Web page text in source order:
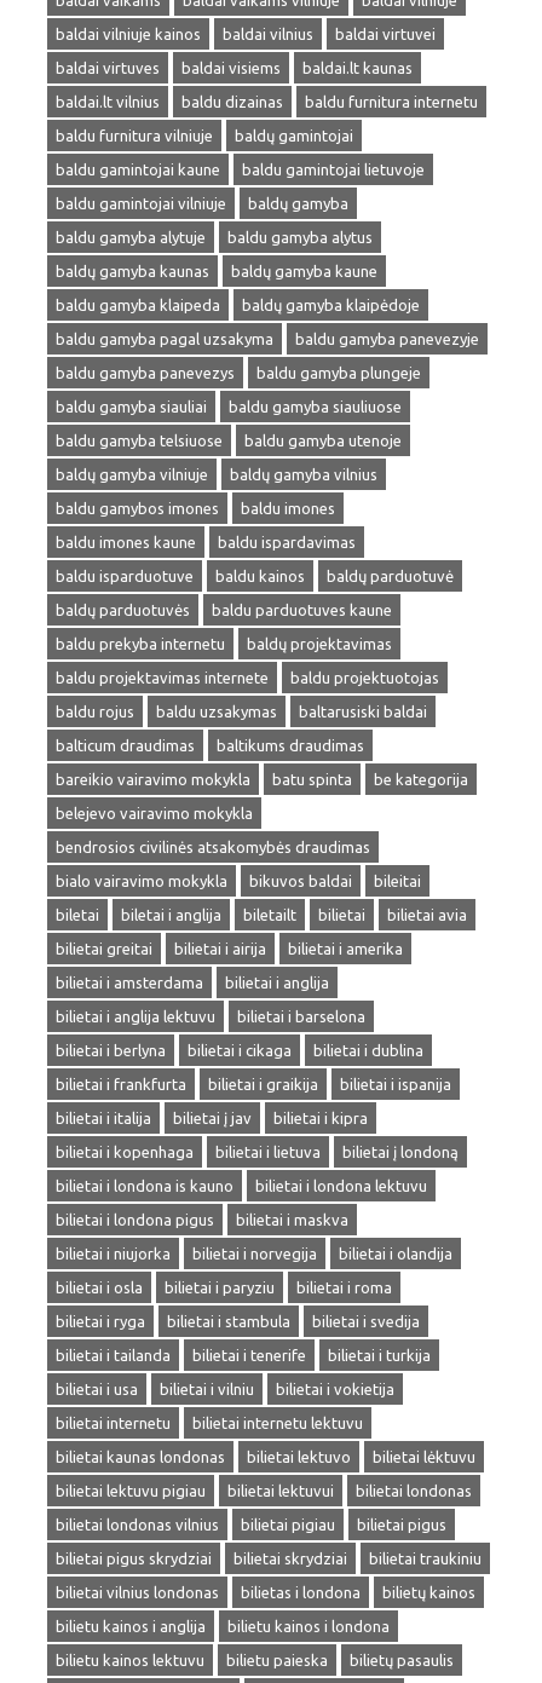
baldai vilniuje kainos
baldai vilnius
baldai virtuvei
baldai virtuves
baldai visiems
baldai.lt kaunas
baldai.lt vilnius
baldu dizainas
baldu furnitura internetu
baldu furnitura vilniuje
baldų gamintojai
baldu gamintojai kaune
baldu gamintojai lietuvoje
baldu gamintojai vilniuje
baldų gamyba
baldu gamyba alytuje
baldu gamyba alytus
baldų gamyba kaunas
baldų gamyba kaune
baldu gamyba klaipeda
baldų gamyba klaipėdoje
baldu gamyba pagal uzsakyma
baldu gamyba panevezyje
baldu gamyba panevezys
baldu gamyba plungeje
baldu gamyba siauliai
baldu gamyba siauliuose
baldu gamyba telsiuose
baldu gamyba utenoje
baldų gamyba vilniuje
baldų gamyba vilnius
baldu gamybos imones
baldu imones
baldu imones kaune
baldu ispardavimas
baldu isparduotuve
baldu kainos
baldų parduotuvė
baldų parduotuvės
baldu parduotuves kaune
baldu prekyba internetu
baldų projektavimas
baldu projektavimas internete
baldu projektuotojas
baldu rojus
baldu uzsakymas
baltarusiski baldai
balticum draudimas
baltikums draudimas
bareikio vairavimo mokykla
batu spinta
be kategorija
belejevo vairavimo mokykla
bendrosios civilinės atsakomybės draudimas
bialo vairavimo mokykla
bikuvos baldai
bileitai
biletai
biletai i anglija biletailt bilietai
bilietai avia
bilietai greitai
bilietai i airija
bilietai i amerika
bilietai i amsterdama
bilietai i anglija
bilietai i anglija lektuvu
bilietai i barselona
bilietai i berlyna
bilietai i cikaga
bilietai i dublina
bilietai i frankfurta
bilietai i graikija
bilietai i ispanija
bilietai i italija
bilietai į jav
bilietai i kipra
bilietai i kopenhaga
bilietai i lietuva
bilietai į londoną
bilietai i londona is kauno
bilietai i londona lektuvu
bilietai i londona pigus
bilietai i maskva
bilietai i niujorka
bilietai i norvegija
bilietai i olandija
bilietai i osla
bilietai i paryziu
bilietai i roma
bilietai i ryga
bilietai i stambula
bilietai i svedija
bilietai i tailanda
bilietai i tenerife
bilietai i turkija
bilietai i usa
bilietai i vilniu
bilietai i vokietija
bilietai internetu
bilietai internetu lektuvu
bilietai kaunas londonas
bilietai lektuvo
bilietai lėktuvu
bilietai lektuvu pigiau
bilietai lektuvui
bilietai londonas
bilietai londonas vilnius
bilietai pigiau
bilietai pigus
bilietai pigus skrydziai
bilietai skrydziai
bilietai traukiniu
bilietai vilnius londonas
bilietas i londona
bilietų kainos
bilietu kainos i anglija
bilietu kainos i londona
bilietu kainos lektuvu
bilietu paieska
bilietų pasaulis